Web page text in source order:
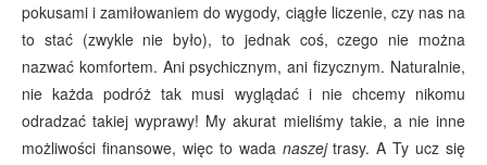
pokusami i zamiłowaniem do wygody, ciągłe liczenie, czy nas na
to stać (zwykle nie było), to jednak coś, czego nie można
nazwać komfortem. Ani psychicznym, ani fizycznym. Naturalnie,
nie każda podróż tak musi wyglądać i nie chcemy nikomu
odradzać takiej wyprawy! My akurat mieliśmy takie, a nie inne
możliwości finansowe, więc to wada naszejtrasy. A Ty ucz się